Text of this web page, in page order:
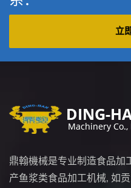
立
鼎翰機械是专业制造食品加
产鱼浆类食品加工机械, 如